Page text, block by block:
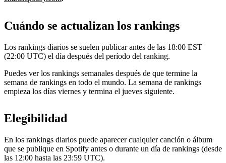
Cuándo se actualizan los rankings
Los rankings diarios se suelen publicar antes de las 18:00 EST
(22:00 UTC) el día después del período del ranking.
Puedes ver los rankings semanales después de que termine la
semana de rankings en todo el mundo. La semana de rankings
empieza los días viernes y termina el jueves siguiente.
Elegibilidad
En los rankings diarios puede aparecer cualquier canción o álbum
que se publique en Spotify antes o durante un día de rankings (desde
las 12:00 hasta las 23:59 UTC).